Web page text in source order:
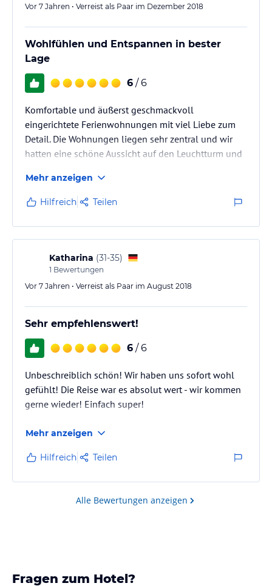
Vor 7 Jahren • Verreist als Paar im Dezember 2018
Wohlfühlen und Entspannen in bester
Lage
6 / 6
Komfortable und äußerst geschmackvoll
eingerichtete Ferienwohnungen mit viel Liebe zum
Detail. Die Wohnungen liegen sehr zentral und wir
hatten eine schöne Aussicht auf den Leuchtturm und
Ein Urlaub in der Weissen Villa bedeutet für uns
immer wieder auf's Neue : Ankommen, wohlfühlen
und entspannen.
Mehr anzeigen
Hilfreich Teilen
Katharina (31-35)
1 Bewertungen
Vor 7 Jahren • Verreist als Paar im August 2018
Sehr empfehlenswert!
6 / 6
Unbeschreiblich schön! Wir haben uns sofort wohl
gefühlt! Die Reise war es absolut wert - wir kommen
gerne wieder! Einfach super!
Mehr anzeigen
Hilfreich Teilen
Alle Bewertungen anzeigen
Fragen zum Hotel?